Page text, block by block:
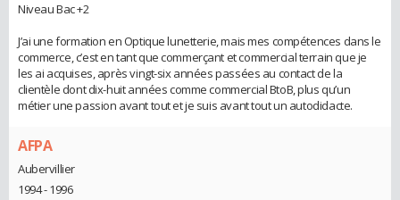
Niveau Bac +2
J’ai une formation en Optique lunetterie, mais mes compétences dans le
commerce, c’est en tant que commerçant et commercial terrain que je
les ai acquises, après vingt-six années passées au contact de la
clientèle dont dix-huit années comme commercial BtoB, plus qu’un
métier une passion avant tout et je suis avant tout un autodidacte.
AFPA
Aubervillier
1994 - 1996